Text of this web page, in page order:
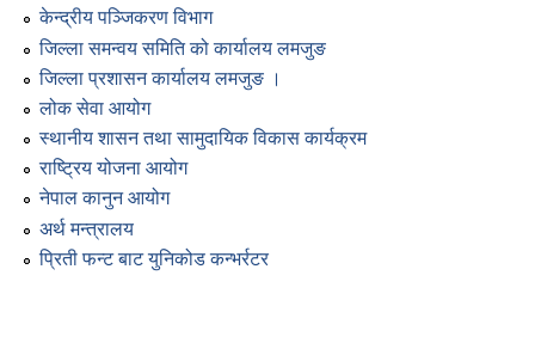
केन्द्रीय पञ्जिकरण विभाग
जिल्ला समन्वय समिति को कार्यालय लमजुङ
जिल्ला प्रशासन कार्यालय लमजुङ ।
लोक सेवा आयोग
स्थानीय शासन तथा सामुदायिक विकास कार्यक्रम
राष्ट्रिय योजना आयोग
नेपाल कानुन आयोग
अर्थ मन्त्रालय
प्रिती फन्ट बाट युनिकोड कन्भर्रटर